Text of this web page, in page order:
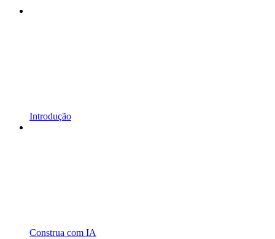
Introdução
Construa com IA